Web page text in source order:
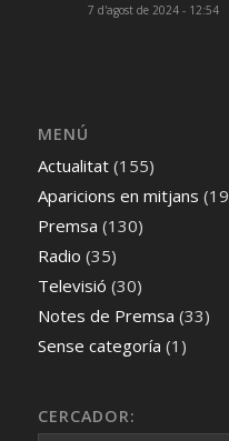
7 d'agost de 2024 - 12:54
MENÚ
Actualitat(155)
Aparicions en mitjans
Premsa (130)
Radio (35)
Televisió (30)
Notes de Premsa (33)
Sense categoría (1)
CERCADOR: